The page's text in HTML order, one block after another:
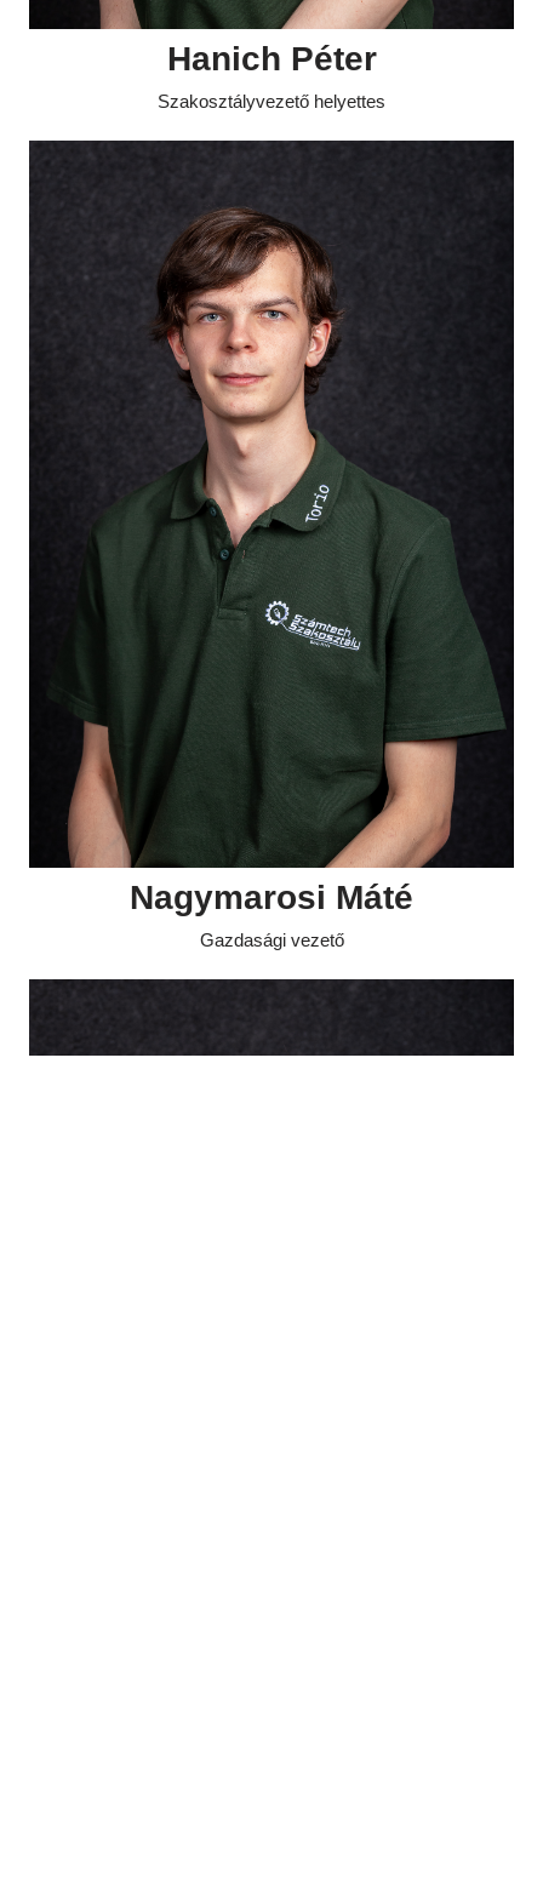
Hanich Péter
Szakosztályvezető helyettes
Nagymarosi Máté
Gazdasági vezető